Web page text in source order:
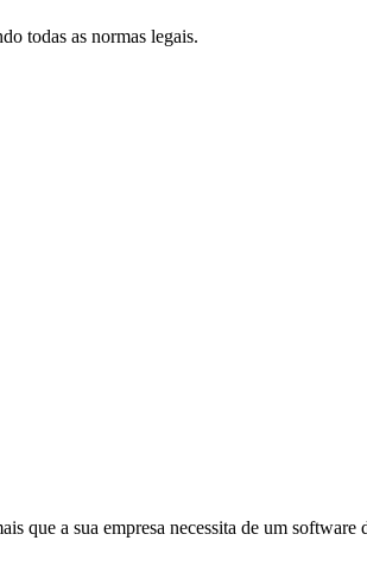
todas as normas legais.
que a sua empresa necessita de um software